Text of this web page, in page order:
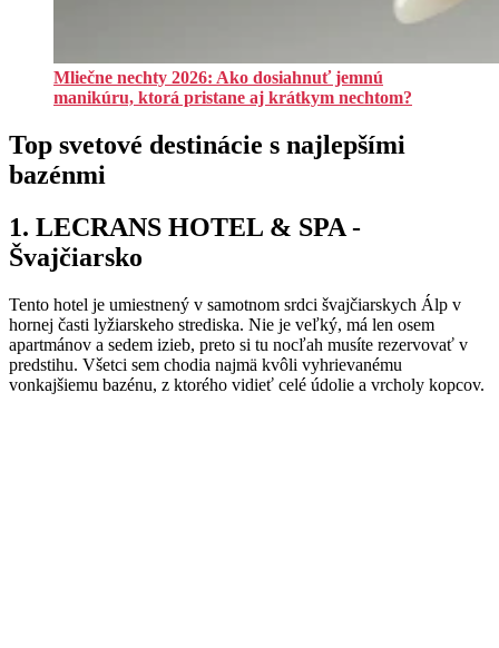
Mliečne nechty 2026: Ako dosiahnuť jemnú
manikúru, ktorá pristane aj krátkym nechtom?
Top svetové destinácie s najlepšími
bazénmi
1. LECRANS HOTEL & SPA -
Švajčiarsko
Tento hotel je umiestnený v samotnom srdci švajčiarskych Álp v
hornej časti lyžiarskeho strediska. Nie je veľký, má len osem
apartmánov a sedem izieb, preto si tu nocľah musíte rezervovať v
predstihu. Všetci sem chodia najmä kvôli vyhrievanému
vonkajšiemu bazénu, z ktorého vidieť celé údolie a vrcholy kopcov.